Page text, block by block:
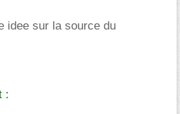
idee sur la source du
: